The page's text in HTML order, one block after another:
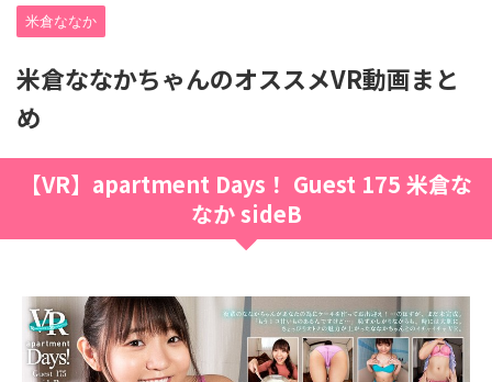
米倉ななか
米倉ななかちゃんのオススメVR動画まと
め
【VR】apartment Days！ Guest 175 米倉な
なか sideB